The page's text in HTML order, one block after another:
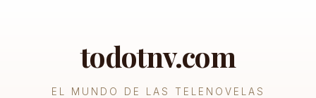
todotnv.com
EL MUNDO DE LAS TELENOVELAS